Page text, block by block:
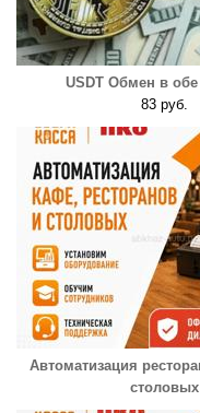
USDT Обмен в
83 руб.
Автоматизация
столовых